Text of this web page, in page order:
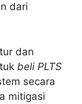
dari
dan
beli PLTS
secara
mitigasi